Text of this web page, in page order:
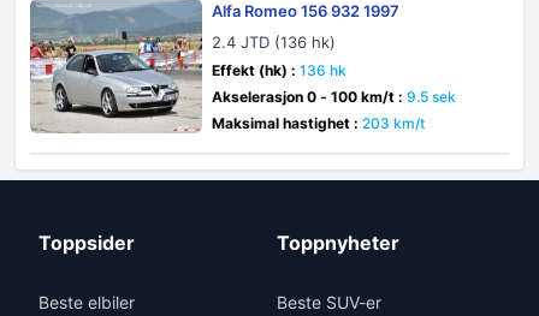
Alfa Romeo 156 932 1997
2.4 JTD (136 hk)
Effekt (hk) : 136 hk
Akselerasjon 0 - 100 km/t : 9.5 sek
Maksimal hastighet : 203 km/t
Toppsider
Beste elbiler
Toppnyheter
Beste SUV-er